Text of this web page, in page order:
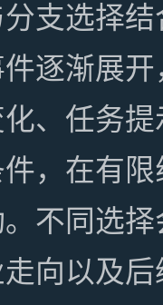
支选择结
逐渐展
、任务
，在有
不同选
向以及后